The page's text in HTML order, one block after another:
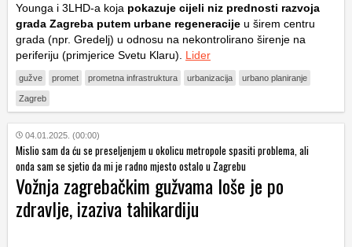
Younga i 3LHD-a koja pokazuje cijeli niz prednosti razvoja
grada Zagreba putem urbane regeneracije u širem centru
grada (npr. Gredelj) u odnosu na nekontrolirano širenje na
periferiju (primjerice Svetu Klaru). Lider
gužve promet prometna infrastruktura urbanizacija urbano planiranje
Zagreb
04.01.2025. (00:00)
Mislio sam da ću se preseljenjem u okolicu metropole spasiti problema, ali
onda sam se sjetio da mi je radno mjesto ostalo u Zagrebu
Vožnja zagrebačkim gužvama loše je po
zdravlje, izaziva tahikardiju